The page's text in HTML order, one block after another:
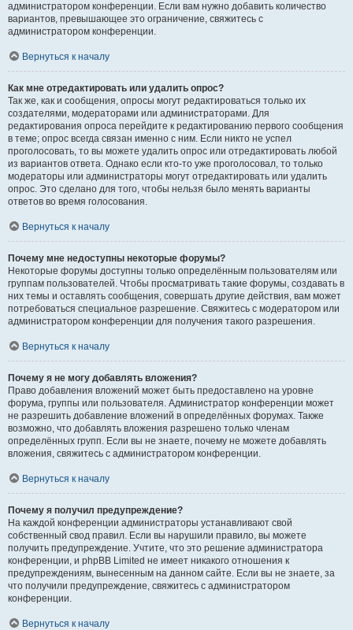
администратором конференции. Если вам нужно добавить количество
вариантов, превышающее это ограничение, свяжитесь с
администратором конференции.
Вернуться к началу
Как мне отредактировать или удалить опрос?
Так же, как и сообщения, опросы могут редактироваться только их
создателями, модераторами или администраторами. Для
редактирования опроса перейдите к редактированию первого сообщения
в теме; опрос всегда связан именно с ним. Если никто не успел
проголосовать, то вы можете удалить опрос или отредактировать любой
из вариантов ответа. Однако если кто-то уже проголосовал, то только
модераторы или администраторы могут отредактировать или удалить
опрос. Это сделано для того, чтобы нельзя было менять варианты
ответов во время голосования.
Вернуться к началу
Почему мне недоступны некоторые форумы?
Некоторые форумы доступны только определённым пользователям или
группам пользователей. Чтобы просматривать такие форумы, создавать в
них темы и оставлять сообщения, совершать другие действия, вам может
потребоваться специальное разрешение. Свяжитесь с модератором или
администратором конференции для получения такого разрешения.
Вернуться к началу
Почему я не могу добавлять вложения?
Право добавления вложений может быть предоставлено на уровне
форума, группы или пользователя. Администратор конференции может
не разрешить добавление вложений в определённых форумах. Также
возможно, что добавлять вложения разрешено только членам
определённых групп. Если вы не знаете, почему не можете добавлять
вложения, свяжитесь с администратором конференции.
Вернуться к началу
Почему я получил предупреждение?
На каждой конференции администраторы устанавливают свой
собственный свод правил. Если вы нарушили правило, вы можете
получить предупреждение. Учтите, что это решение администратора
конференции, и phpBB Limited не имеет никакого отношения к
предупреждениям, вынесенным на данном сайте. Если вы не знаете, за
что получили предупреждение, свяжитесь с администратором
конференции.
Вернуться к началу